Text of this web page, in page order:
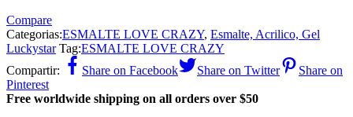
Compare
Categorias:ESMALTE LOVE CRAZY, Esmalte, Acrilico, Gel
Luckystar Tag:ESMALTE LOVE CRAZY
Compartir:
Share on Facebook Share on Twitter
Share on
Pinterest
Free worldwide shipping on all orders over $50